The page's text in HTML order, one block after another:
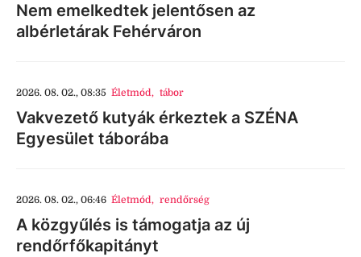
Nem emelkedtek jelentősen az
albérletárak Fehérváron
2026. 08. 02., 08:35 Életmód, tábor
Vakvezető kutyák érkeztek a SZÉNA
Egyesület táborába
2026. 08. 02., 06:46 Életmód, rendőrség
A közgyűlés is támogatja az új
rendőrfőkapitányt